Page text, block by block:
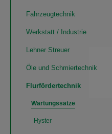
Fahrzeugtechnik
Werkstatt / Industrie
Lehner Streuer
Öle und Schmiertechnik
Flurfördertechnik
Wartungssätze
Hyster